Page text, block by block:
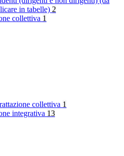
in tabelle) 2
collettiva 1
collettiva 1
integrativa 13